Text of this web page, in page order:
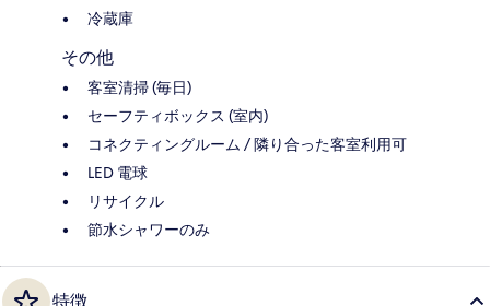
冷蔵庫
その他
客室清掃 (毎日)
セーフティボックス (室内)
コネクティングルーム / 隣り合った客室利用可
LED 電球
リサイクル
節水シャワーのみ
特徴